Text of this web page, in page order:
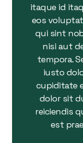
itaque id
eos
qui sint
nisi aut
tempora.
iusto
cupiditate
dolor sit
reiciendis
est